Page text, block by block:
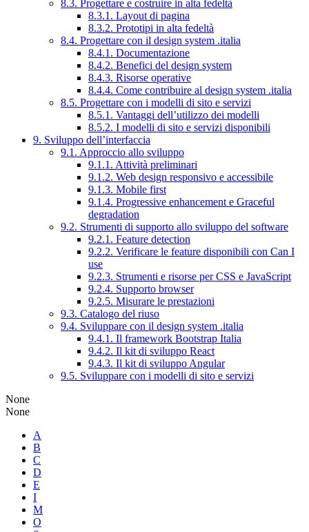
8.3. Progettare e costruire in alta fedeltà
8.3.1. Layout di pagina
8.3.2. Prototipi in alta fedeltà
8.4. Progettare con il design system .italia
8.4.1. Documentazione
8.4.2. Benefici del design system
8.4.3. Risorse operative
8.4.4. Come contribuire al design system .italia
8.5. Progettare con i modelli di sito e servizi
8.5.1. Vantaggi dell’utilizzo dei modelli
8.5.2. I modelli di sito e servizi disponibili
9. Sviluppo dell’interfaccia
9.1. Approccio allo sviluppo
9.1.1. Attività preliminari
9.1.2. Web design responsivo e accessibile
9.1.3. Mobile first
9.1.4. Progressive enhancement e Graceful
degradation
9.2. Strumenti di supporto allo sviluppo del software
9.2.1. Feature detection
9.2.2. Verificare le feature disponibili con Can I
use
9.2.3. Strumenti e risorse per CSS e JavaScript
9.2.4. Supporto browser
9.2.5. Misurare le prestazioni
9.3. Catalogo del riuso
9.4. Sviluppare con il design system .italia
9.4.1. Il framework Bootstrap Italia
9.4.2. Il kit di sviluppo React
9.4.3. Il kit di sviluppo Angular
9.5. Sviluppare con i modelli di sito e servizi
None
None
A
B
C
D
E
I
M
O